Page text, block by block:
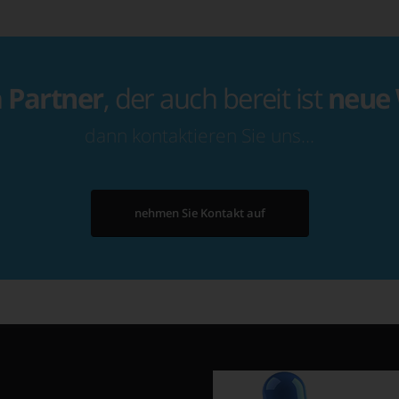
Partner, der auch bereit ist neue
dann kontaktieren Sie uns…
nehmen Sie Kontakt auf